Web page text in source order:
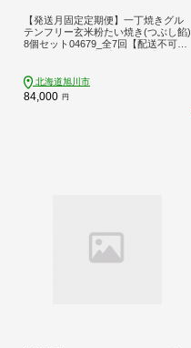
【発送月固定定期便】一丁焼きグル
テンフリー玄米粉たい焼き(つぶし餡)
8個セット04679_全7回【配送不可地
北海道旭川市
84,000 円